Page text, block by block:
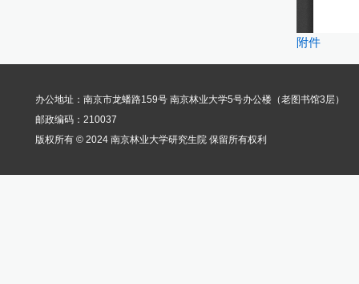
附件
办公地址：南京市龙蟠路159号 南京林业大学5号办公楼（老图书馆3层）
邮政编码：210037
版权所有 © 2024 南京林业大学研究生院 保留所有权利